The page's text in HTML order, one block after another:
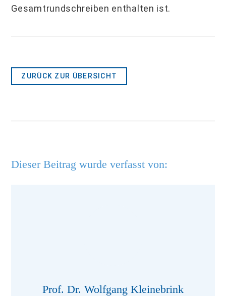
Gesamtrundschreiben enthalten ist.
ZURÜCK ZUR ÜBERSICHT
Dieser Beitrag wurde verfasst von:
Prof. Dr. Wolfgang Kleinebrink